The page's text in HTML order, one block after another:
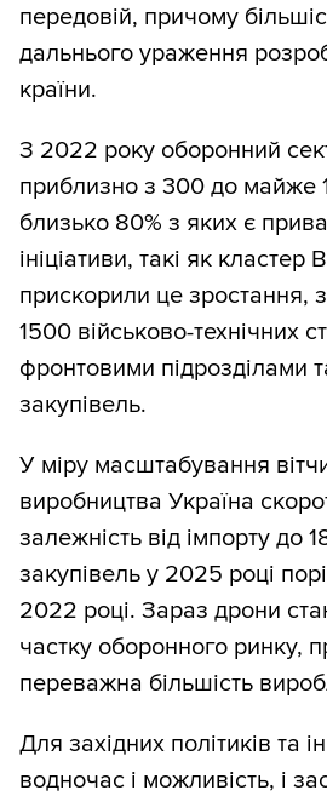
передовій, причому
дальнього ураження
країни.
З 2022 року оборонний
приблизно з 300 до майже
близько 80% з яких є
ініціативи, такі як кластер
прискорили це зростання,
1500 військово-технічних
фронтовими підрозділами
закупівель.
У міру масштабування
виробництва Україна
залежність від імпорту до
закупівель у 2025 році
2022 році. Зараз дрони
частку оборонного ринку,
переважна більшість
Для західних політиків та
водночас і можливість, і